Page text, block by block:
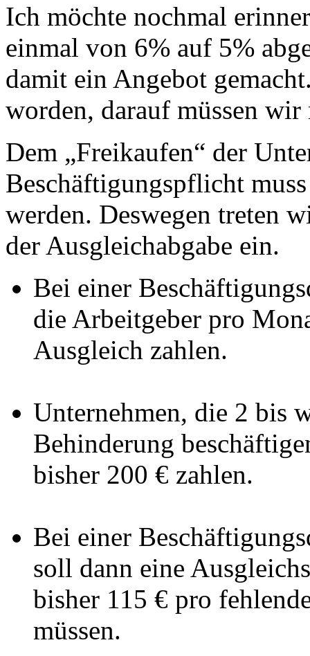
Ich möchte nochmal
einmal von 6% auf 5%
damit ein Angebot
worden, darauf müssen wir
Dem „Freikaufen“ der
Beschäftigungspflicht
werden. Deswegen treten
der Ausgleichabgabe ein.
Bei einer
die Arbeitgeber pro
Ausgleich zahlen.
Unternehmen, die 2 bis
Behinderung
bisher 200 € zahlen.
Bei einer
soll dann eine
bisher 115 € pro
müssen.